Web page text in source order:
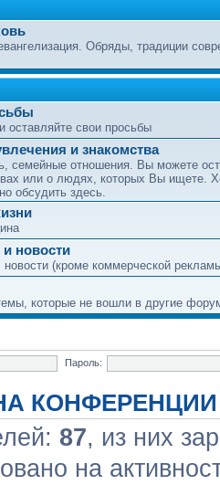
Обряды, традиции
оставляйте свои просьбы
и знакомства
семейные отношения. Вы можете
или о людях, которых Вы ищете.
обсудить здесь.
новости
(кроме коммерческой
которые не вошли в другие
Пароль:
КОНФЕРЕНЦИИ
87, из них
на